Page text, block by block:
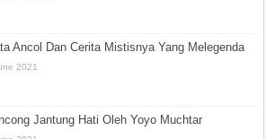
Ancol Dan Cerita Mistisnya Yang Melegenda
2021
Jantung Hati Oleh Yoyo Muchtar